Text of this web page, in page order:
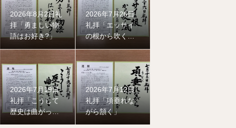
2026年8月2日礼
拝「勇ましい物
語はお好き?」
2026年7月26日
礼拝「エッサイ
の根から吹く
2026年7月19日
礼拝「こうして
歴史は曲がって
2026年7月12日
礼拝「項垂れな
がら頷く」